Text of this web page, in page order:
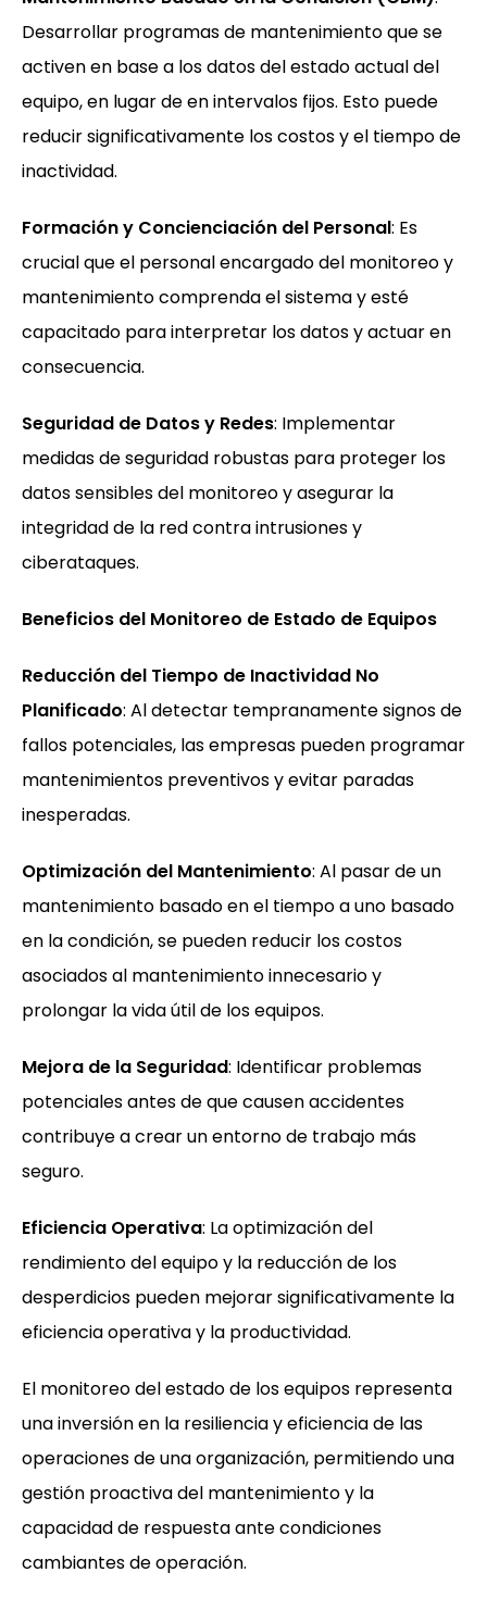
Desarrollar programas de mantenimiento que se
activen en base a los datos del estado actual del
equipo, en lugar de en intervalos fijos. Esto puede
reducir significativamente los costos y el tiempo de
inactividad.
Formación y Concienciación del Personal: Es
crucial que el personal encargado del monitoreo y
mantenimiento comprenda el sistema y esté
capacitado para interpretar los datos y actuar en
consecuencia.
Seguridad de Datos y Redes: Implementar
medidas de seguridad robustas para proteger los
datos sensibles del monitoreo y asegurar la
integridad de la red contra intrusiones y
ciberataques.
Beneficios del Monitoreo de Estado de Equipos
Reducción del Tiempo de Inactividad No
Planificado: Al detectar tempranamente signos de
fallos potenciales, las empresas pueden programar
mantenimientos preventivos y evitar paradas
inesperadas.
Optimización del Mantenimiento: Al pasar de un
mantenimiento basado en el tiempo a uno basado
en la condición, se pueden reducir los costos
asociados al mantenimiento innecesario y
prolongar la vida útil de los equipos.
Mejora de la Seguridad: Identificar problemas
potenciales antes de que causen accidentes
contribuye a crear un entorno de trabajo más
seguro.
Eficiencia Operativa: La optimización del
rendimiento del equipo y la reducción de los
desperdicios pueden mejorar significativamente la
eficiencia operativa y la productividad.
El monitoreo del estado de los equipos representa
una inversión en la resiliencia y eficiencia de las
operaciones de una organización, permitiendo una
gestión proactiva del mantenimiento y la
capacidad de respuesta ante condiciones
cambiantes de operación.